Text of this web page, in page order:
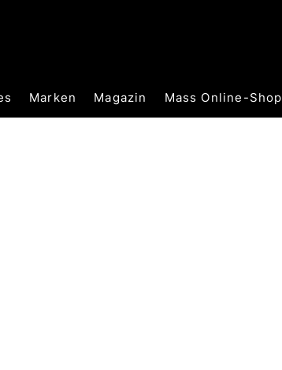
Marken Magazin Mass Online-Shop